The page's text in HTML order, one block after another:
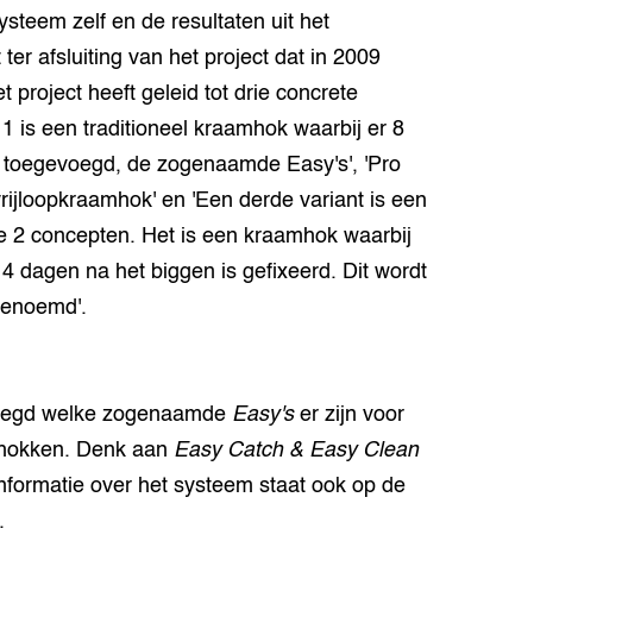
zelf en de resultaten uit het
afsluiting van het project dat in 2009
project heeft geleid tot drie concrete
is een traditioneel kraamhok waarbij er 8
de zogenaamde Easy's', 'Pro
en 'Een derde variant is een
2 concepten. Het is een kraamhok waarbij
dagen na het biggen is gefixeerd. Dit wordt
welke zogenaamde Easy'ser zijn voor
Denk aan Easy Catch & Easy Clean
over het systeem staat ook op de
.